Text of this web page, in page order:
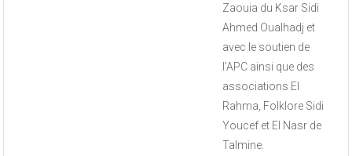
Zaouia du Ksar Sidi
Ahmed Oualhadj et
avec le soutien de
l’APC ainsi que des
associations El
Rahma, Folklore Sidi
Youcef et El Nasr de
Talmine.